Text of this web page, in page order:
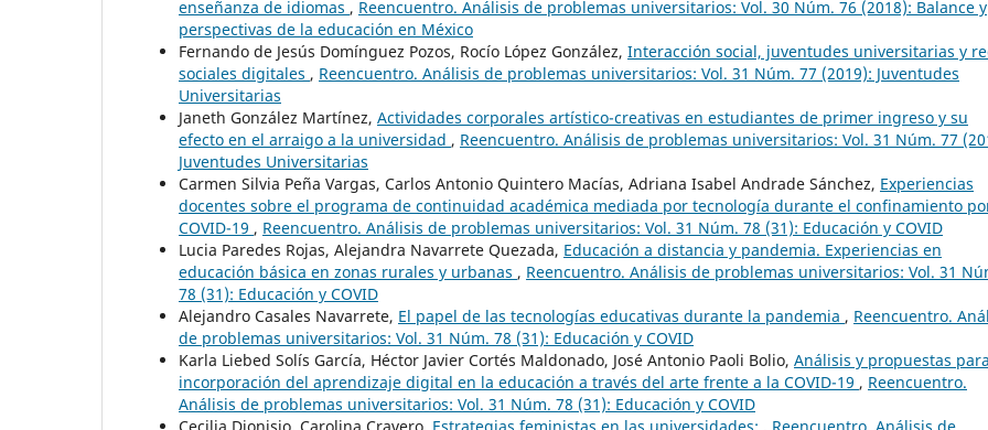
enseñanza de idiomas , Reencuentro. Análisis de problemas universitarios: Vol. 30 Núm. 76 (2018): Balance y
perspectivas de la educación en México
Fernando de Jesús Domínguez Pozos, Rocío López González, Interacción social, juventudes universitarias y
sociales digitales , Reencuentro. Análisis de problemas universitarios: Vol. 31 Núm. 77 (2019): Juventudes
Universitarias
Janeth González Martínez, Actividades corporales artístico-creativas en estudiantes de primer ingreso y su
efecto en el arraigo a la universidad , Reencuentro. Análisis de problemas universitarios: Vol. 31 Núm. 77
Juventudes Universitarias
Carmen Silvia Peña Vargas, Carlos Antonio Quintero Macías, Adriana Isabel Andrade Sánchez, Experiencias
docentes sobre el programa de continuidad académica mediada por tecnología durante el confinamiento
COVID-19 , Reencuentro. Análisis de problemas universitarios: Vol. 31 Núm. 78 (31): Educación y COVID
Lucia Paredes Rojas, Alejandra Navarrete Quezada, Educación a distancia y pandemia. Experiencias en
educación básica en zonas rurales y urbanas , Reencuentro. Análisis de problemas universitarios: Vol. 31
78 (31): Educación y COVID
Alejandro Casales Navarrete, El papel de las tecnologías educativas durante la pandemia , Reencuentro.
de problemas universitarios: Vol. 31 Núm. 78 (31): Educación y COVID
Karla Liebed Solís García, Héctor Javier Cortés Maldonado, José Antonio Paoli Bolio, Análisis y propuestas
incorporación del aprendizaje digital en la educación a través del arte frente a la COVID-19 , Reencuentro.
Análisis de problemas universitarios: Vol. 31 Núm. 78 (31): Educación y COVID
Cecilia Dionisio, Carolina Cravero, Estrategias feministas en las universidades: , Reencuentro. Análisis de